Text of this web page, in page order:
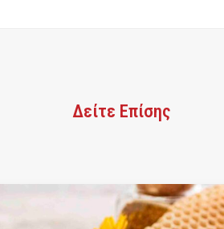
Δείτε Επίσης